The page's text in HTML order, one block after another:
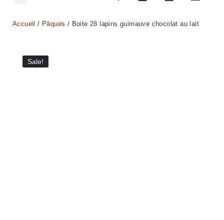
Accueil / Pâques / Boite 28 lapins guimauve chocolat au lait
Sale!